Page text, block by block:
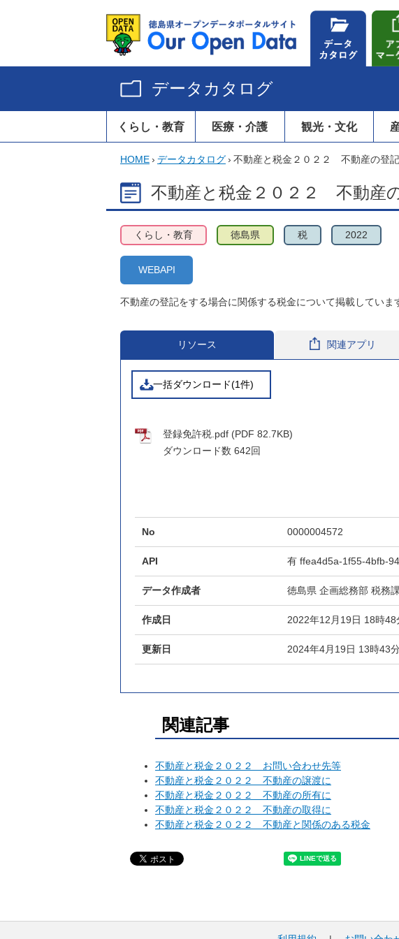
データカタログ
くらし・教育 医療・介護 観光・文化
HOME› データカタログ› 不動産と税金２０２２ 不動産の登
不動産と税金２０２２ 不動産
くらし・教育 徳島県 税 2022
WEBAPI
不動産の登記をする場合に関係する税金について掲載していま
リソース 関連アプリ
一括ダウンロード(1件)
登録免許税.pdf (PDF 82.7KB)
ダウンロード数 642回
No 0000004572
API 有 ffea4d5a-1f55-4bfb-
データ作成者 徳島県 企画総務部 税務課
作成日 2022年12月19日 18時48
更新日 2024年4月19日 13時43
関連記事
不動産と税金２０２２ お問い合わせ先等
不動産と税金２０２２ 不動産の譲渡に
不動産と税金２０２２ 不動産の所有に
不動産と税金２０２２ 不動産の取得に
不動産と税金２０２２ 不動産と関係のある税金